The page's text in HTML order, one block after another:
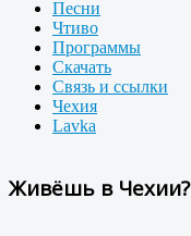
Песни
Чтиво
Программы
Скачать
Связь и ссылки
Чехия
Lavka
Живёшь в Чехии?